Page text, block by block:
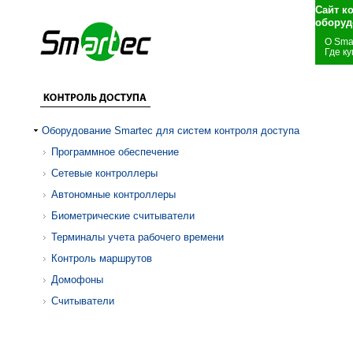
Сайт
О
Где
Оборудование Smartec для систем контроля доступа
Программное обеспечение
Сетевые контроллеры
Автономные контроллеры
Биометрические считыватели
Терминалы учета рабочего времени
Контроль маршрутов
Домофоны
Считыватели